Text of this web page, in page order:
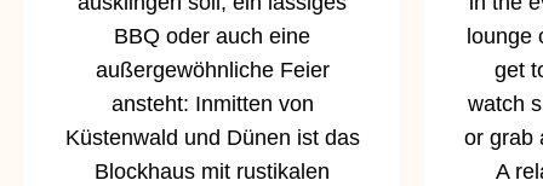
BBQ oder auch eine
außergewöhnliche Feier
ansteht: Inmitten von
Küstenwald und Dünen ist das
Blockhaus mit rustikalen
lounge
get
watch
or grab
A